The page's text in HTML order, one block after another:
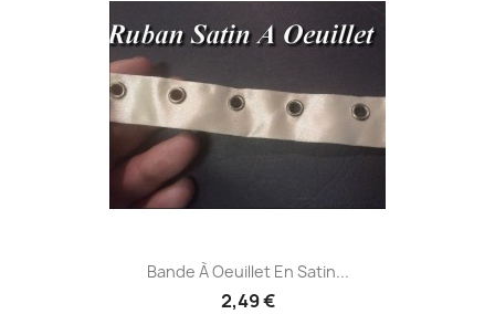
Bande À Oeuillet En Satin...
2,49 €